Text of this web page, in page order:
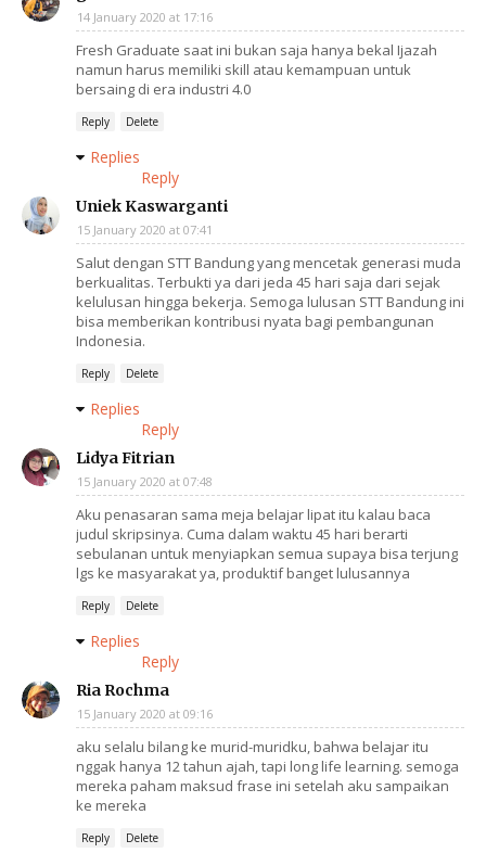
14 January 2020 at 17:16
Fresh Graduate saat ini bukan saja hanya bekal Ijazah
namun harus memiliki skill atau kemampuan untuk
bersaing di era industri 4.0
Reply Delete
Replies
Reply
Uniek Kaswarganti
15 January 2020 at 07:41
Salut dengan STT Bandung yang mencetak generasi muda
berkualitas. Terbukti ya dari jeda 45 hari saja dari sejak
kelulusan hingga bekerja. Semoga lulusan STT Bandung ini
bisa memberikan kontribusi nyata bagi pembangunan
Indonesia.
Reply Delete
Replies
Reply
Lidya Fitrian
15 January 2020 at 07:48
Aku penasaran sama meja belajar lipat itu kalau baca
judul skripsinya. Cuma dalam waktu 45 hari berarti
sebulanan untuk menyiapkan semua supaya bisa terjung
lgs ke masyarakat ya, produktif banget lulusannya
Reply Delete
Replies
Reply
Ria Rochma
15 January 2020 at 09:16
aku selalu bilang ke murid-muridku, bahwa belajar itu
nggak hanya 12 tahun ajah, tapi long life learning. semoga
mereka paham maksud frase ini setelah aku sampaikan
ke mereka
Reply Delete